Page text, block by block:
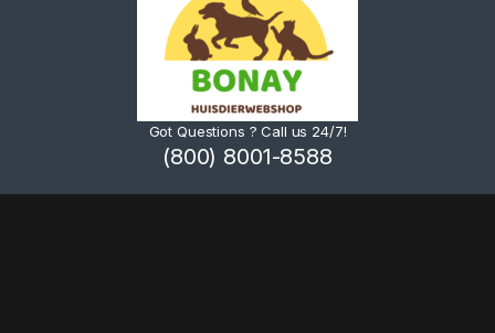
Got Questions ? Call us 24/7!
(800) 8001-8588